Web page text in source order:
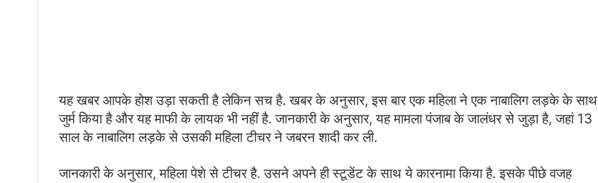
यह खबर आपके होश उड़ा सकती है लेकिन सच है. खबर के अनुसार, इस बार एक महिला ने एक नाबालिग लड़के के साथ
जुर्म किया है और यह माफी के लायक भी नहीं है. जानकारी के अनुसार, यह मामला पंजाब के जालंधर से जुड़ा है, जहां 13
साल के नाबालिग लड़के से उसकी महिला टीचर ने जबरन शादी कर ली.
जानकारी के अनुसार, महिला पेशे से टीचर है. उसने अपने ही स्टूडेंट के साथ ये कारनामा किया है. इसके पीछे वजह